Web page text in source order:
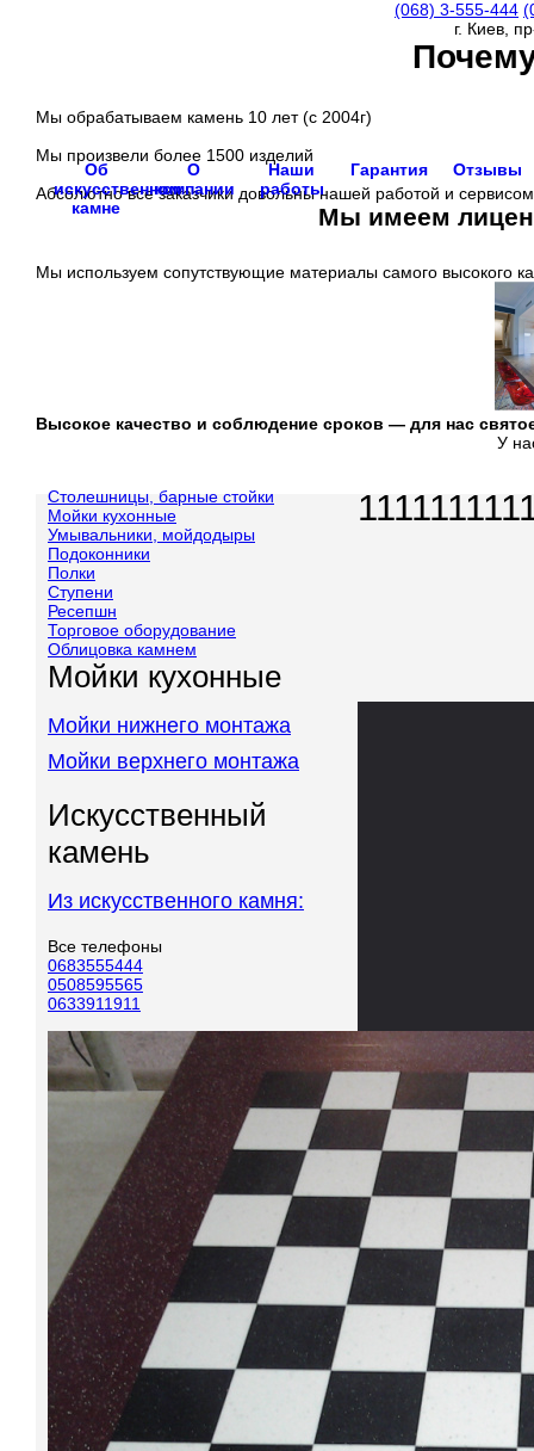
Об
искусственном
камне
О
компании
Наши
работы
Гарантия Отзывы
(068) 3-555-444
г. Киев,
Мы обрабатываем камень 10 лет (с 2004г)
Мы произвели более 1500 изделий
Абсолютно все заказчики довольны нашей работой и сервисом
Мы имеем
Мы используем сопутствующие материалы самого высокого
Высокое качество и соблюдение сроков — для нас
У
Столешницы, барные стойки
Мойки кухонные
Умывальники, мойдодыры
Подоконники
Полки
Ступени
Ресепшн
Торговое оборудование
Облицовка камнем
Мойки кухонные
Мойки нижнего монтажа
Мойки верхнего монтажа
Искусственный
камень
Из искусственного камня:
Все телефоны
0683555444
0508595565
0633911911